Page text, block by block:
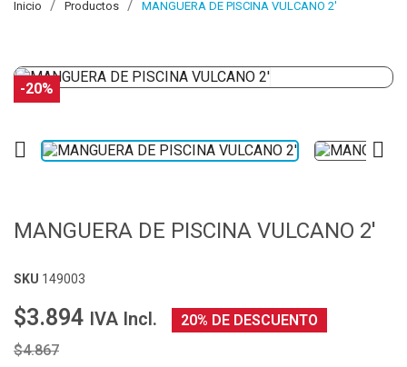
Inicio Productos MANGUERA DE PISCINA VULCANO 2'
-20%
 
MANGUERA DE PISCINA VULCANO 2'
SKU 149003
$3.894 IVA Incl.
20% DE DESCUENTO
$4.867